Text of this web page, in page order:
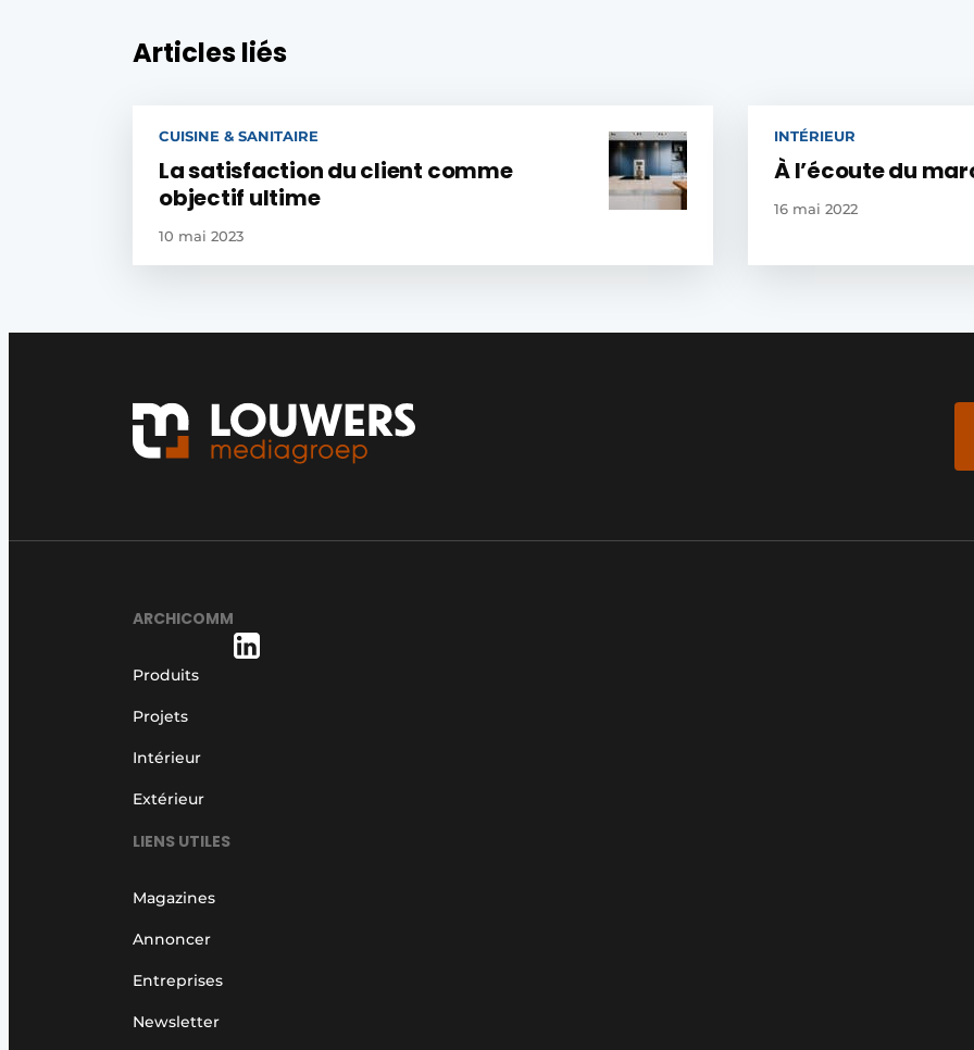
Articles liés
CUISINE & SANITAIRE
La satisfaction du client comme
objectif ultime
10 mai 2023
INTÉRIEUR
À l’écoute du
16 mai 2022
ARCHICOMM
Produits
Projets
Intérieur
Extérieur
LIENS UTILES
Magazines
Annoncer
Entreprises
Newsletter